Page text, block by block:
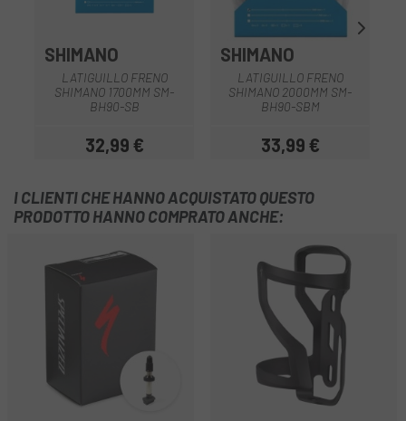
SHIMANO
LATIGUILLO FRENO
SHIMANO 1700MM SM-
BH90-SB
Prezzo
32,99 €
SHIMANO
LATIGUILLO FRENO
SHIMANO 2000MM SM-
BH90-SBM
Prezzo
33,99 €
I CLIENTI CHE HANNO ACQUISTATO QUESTO
PRODOTTO HANNO COMPRATO ANCHE: